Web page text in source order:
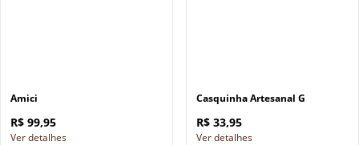
Amici
R$ 99,95
Ver detalhes
Casquinha Artesanal G
R$ 33,95
Ver detalhes